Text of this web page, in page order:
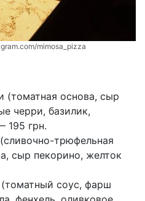
mimosa_pizza
(томатная основа, сыр
черри, базилик,
195 грн.
трюфельная
сыр пекорино, желток
соус, фарш